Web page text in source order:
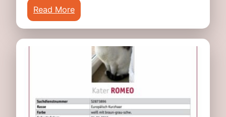
Read More:
U
K
a